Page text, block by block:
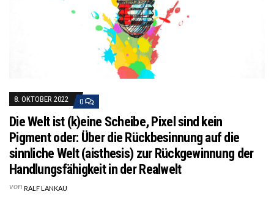
8. OKTOBER 2022 0
Die Welt ist (k)eine Scheibe, Pixel sind kein
Pigment oder: Über die Rückbesinnung auf die
sinnliche Welt (aisthesis) zur Rückgewinnung der
Handlungsfähigkeit in der Realwelt
von RALF LANKAU